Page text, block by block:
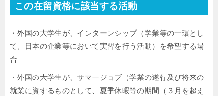
この在留資格に該当する活動
・外国の大学生が、インターンシップ（学業等の一環とし
て、日本の企業等において実習を行う活動）を希望する場
合
・外国の大学生が、サマージョブ（学業の遂行及び将来の
就業に資するものとして、夏季休暇等の期間（３月を超え